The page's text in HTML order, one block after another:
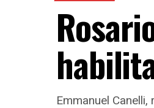
Emmanuel